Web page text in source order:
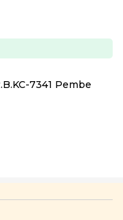
7341 Pembe